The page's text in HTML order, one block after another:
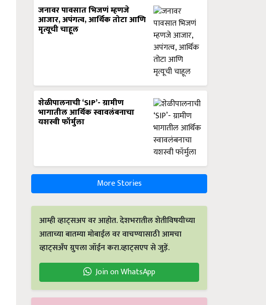
जनावर पावसात भिजणं म्हणजे
आजार, अपंगत्व, आर्थिक तोटा आणि
मृत्यूची चाहूल
शेळीपालनाची ‘SIP’- ग्रामीण
भागातील आर्थिक स्वावलंबनाचा
यशस्वी फॉर्मुला
More Stories
आम्ही व्हाट्सअप वर आहोत. देशभरातील शेतीविषयीच्या
आताच्या बातम्या मोबाईल वर वाचण्यासाठी आमचा
व्हाट्सअँप ग्रुपला जॉईन करा.व्हाट्सएप से जुड़ें.
Join on WhatsApp